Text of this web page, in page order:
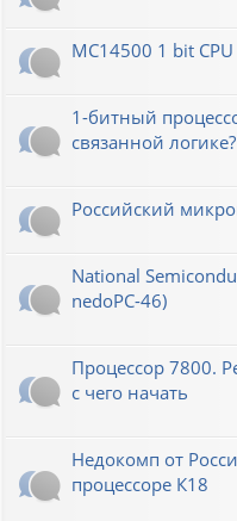
MC14500 1 bit CPU
1-битный
связанной логике?
Российский
National
nedoPC-46)
Процессор 7800.
с чего начать
Недокомп от
процессоре К18